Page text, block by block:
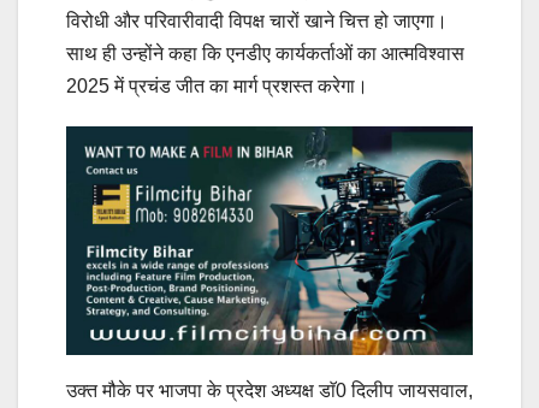
विरोधी और परिवारीवादी विपक्ष चारों खाने चित्त हो जाएगा।
साथ ही उन्होंने कहा कि एनडीए कार्यकर्ताओं का आत्मविश्वास
2025 में प्रचंड जीत का मार्ग प्रशस्त करेगा।
उक्त मौके पर भाजपा के प्रदेश अध्यक्ष डाॅ0 दिलीप जायसवाल,